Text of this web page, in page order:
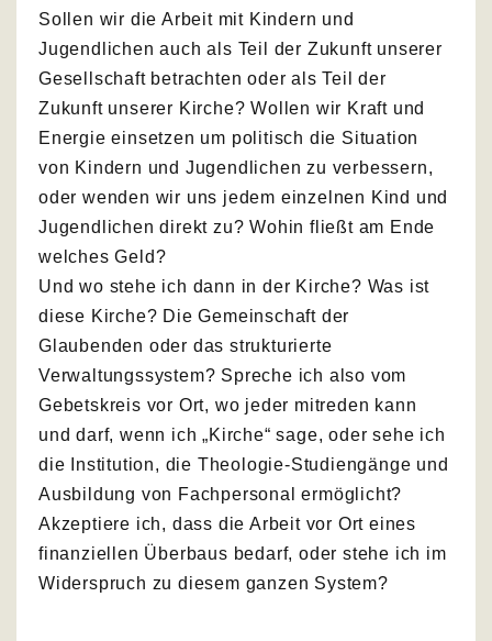
Sollen wir die Arbeit mit Kindern und
Jugendlichen auch als Teil der Zukunft unserer
Gesellschaft betrachten oder als Teil der
Zukunft unserer Kirche? Wollen wir Kraft und
Energie einsetzen um politisch die Situation
von Kindern und Jugendlichen zu verbessern,
oder wenden wir uns jedem einzelnen Kind und
Jugendlichen direkt zu? Wohin fließt am Ende
welches Geld?
Und wo stehe ich dann in der Kirche? Was ist
diese Kirche? Die Gemeinschaft der
Glaubenden oder das strukturierte
Verwaltungssystem? Spreche ich also vom
Gebetskreis vor Ort, wo jeder mitreden kann
und darf, wenn ich „Kirche“ sage, oder sehe ich
die Institution, die Theologie-Studiengänge und
Ausbildung von Fachpersonal ermöglicht?
Akzeptiere ich, dass die Arbeit vor Ort eines
finanziellen Überbaus bedarf, oder stehe ich im
Widerspruch zu diesem ganzen System?